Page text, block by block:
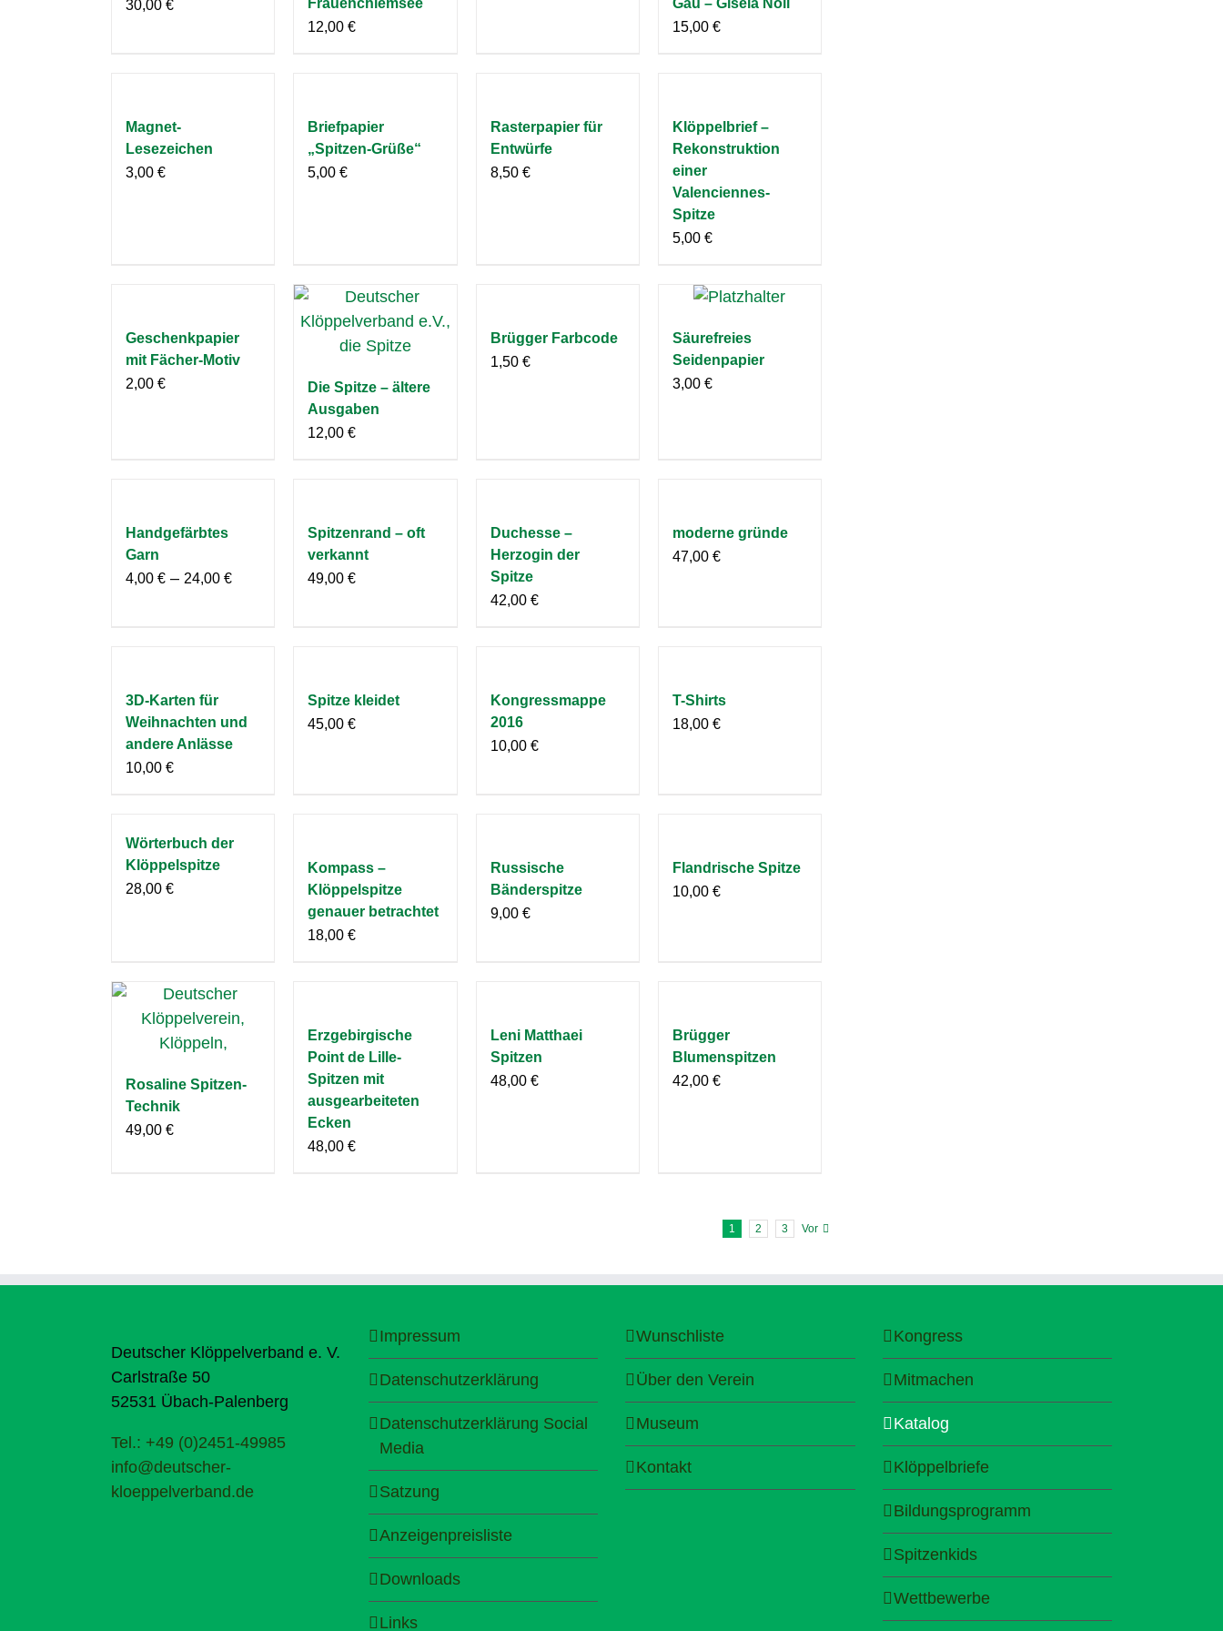
30,00 €
Frauenchiemsee
12,00€
Gäu – Gisela Noll
15,00 €
Magnet-
Lesezeichen
3,00 €
Briefpapier
„Spitzen-Grüße“
5,00€
Rasterpapier für
Entwürfe
8,50 €
Klöppelbrief –
Rekonstruktion
einer
Valenciennes-
Spitze
5,00 €
Geschenkpapier
mit Fächer-Motiv
2,00 €
Die Spitze – ältere
Ausgaben
12,00€
Brügger Farbcode
1,50 €
Säurefreies
Seidenpapier
3,00 €
Handgefärbtes
Garn
4,00 € – 24,00 €
Spitzenrand – oft
verkannt
49,00€
Duchesse –
Herzogin der
Spitze
42,00 €
moderne gründe
47,00 €
3D-Karten für
Weihnachten und
andere Anlässe
10,00 €
Spitze kleidet
45,00€
Kongressmappe
2016
10,00 €
T-Shirts
18,00 €
Wörterbuch der
Klöppelspitze
28,00 €
Kompass –
Klöppelspitze
genauer betrachtet
18,00€
Russische
Bänderspitze
9,00 €
Flandrische Spitze
10,00 €
Rosaline Spitzen-
Technik
49,00 €
Erzgebirgische
Point de Lille-
Spitzen mit
ausgearbeiteten
Ecken
48,00€
Leni Matthaei
Spitzen
48,00 €
Brügger
Blumenspitzen
42,00 €
1 2 3 Vor
Deutscher Klöppelverband e. V.
Carlstraße 50
52531 Übach-Palenberg
Tel.: +49 (0)2451-49985
info@deutscher-
kloeppelverband.de
Impressum
Datenschutzerklärung
Datenschutzerklärung Social
Media
Satzung
Anzeigenpreisliste
Downloads
Links
Wunschliste
Über den Verein
Museum
Kontakt
Kongress
Mitmachen
Katalog
Klöppelbriefe
Bildungsprogramm
Spitzenkids
Wettbewerbe